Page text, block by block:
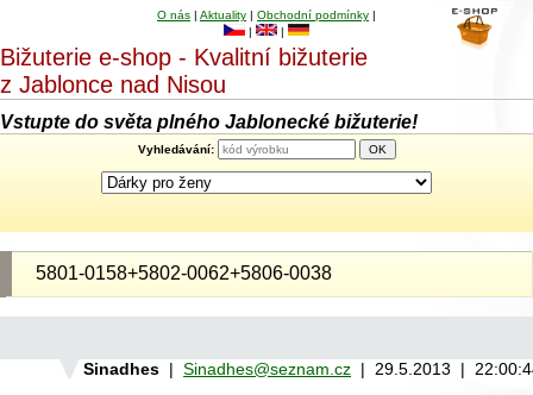
O nás | Aktuality | Obchodní podmínky |
|
|
Bižuterie e-shop - Kvalitní bižuterie
z Jablonce nad Nisou
Vstupte do světa plného Jablonecké bižuterie!
Vyhledávání:
5801-0158+5802-0062+5806-0038
Sinadhes | Sinadhes@seznam.cz | 29.5.2013 |